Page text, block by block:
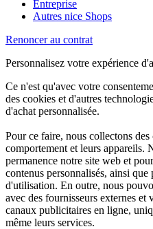
Entreprise
Autres nice Shops
Renoncer au contrat
Personnalisez votre expérience
Ce n'est qu'avec votre
des cookies et d'autres
d'achat personnalisée.
Pour ce faire, nous collectons
comportement et leurs appareils.
permanence notre site web et
contenus personnalisés, ainsi
d'utilisation. En outre, nous
avec des fournisseurs externes
canaux publicitaires en ligne,
même leurs services.